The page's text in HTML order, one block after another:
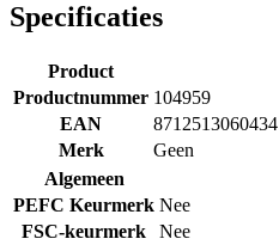
Specificaties
Product
Productnummer 104959
EAN
8712513060434
Merk
Geen
Algemeen
PEFC Keurmerk Nee
FSC-keurmerk
Nee